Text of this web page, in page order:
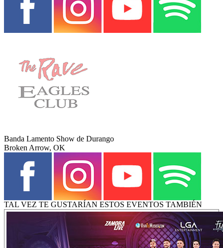
Banda Lamento Show de Durango
Broken Arrow, OK
TAL VEZ TE GUSTARÍAN ESTOS EVENTOS TAMBIÉN